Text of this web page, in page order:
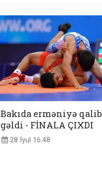
Bakıda erməniyə qalib
gəldi - FİNALA ÇIXDI
28 İyul 16:48